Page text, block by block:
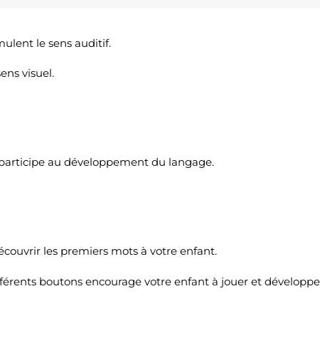
le sens auditif.
visuel.
au développement du langage.
les premiers mots à votre enfant.
boutons encourage votre enfant à jouer et